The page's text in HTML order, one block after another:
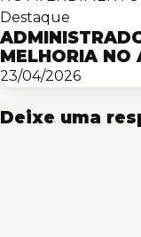
Destaque
MELHORIA NO
23/04/2026
Deixe uma